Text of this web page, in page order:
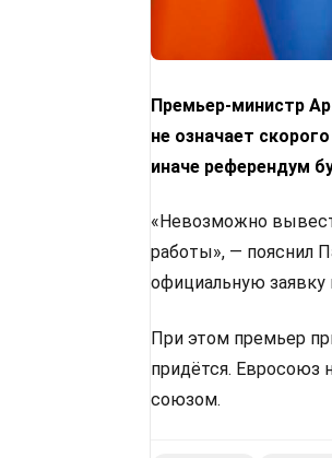
Премьер-министр
не означает
иначе референдум
«Невозможно
работы», — пояснил
официальную заявку
При этом премьер
придётся. Евросоюз
союзом.